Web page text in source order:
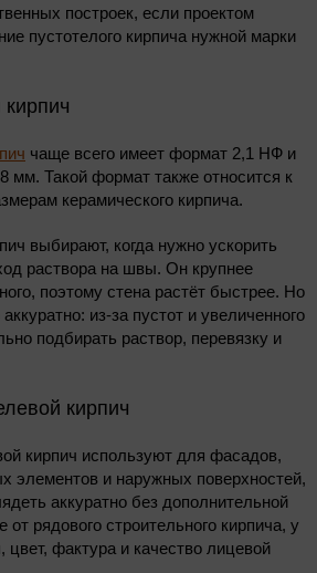
построек, если проектом
пустотелого кирпича нужной марки
чаще всего имеет формат 2,1 НФ и
мм. Такой формат также относится к
керамического кирпича.
выбирают, когда нужно ускорить
раствора на швы. Он крупнее
поэтому стена растёт быстрее. Но
из-за пустот и увеличенного
подбирать раствор, перевязку и
кирпич
кирпич используют для фасадов,
элементов и наружных поверхностей,
аккуратно без дополнительной
от рядового строительного кирпича, у
цвет, фактура и качество лицевой